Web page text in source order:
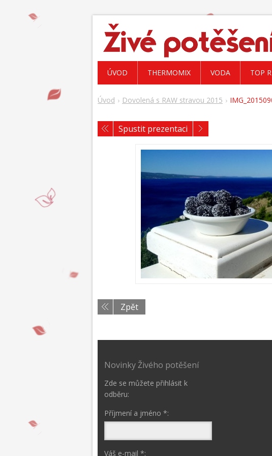
Úvod Dovolená s RAW stravou 2015
Spustit prezentaci
Zpět
ÚVOD THERMOMIX VODA TOP
Novinky Živého potěšení
Zde se můžete přihlásit k
odběru:
Příjmení a jméno *:
Váš e-mail *: